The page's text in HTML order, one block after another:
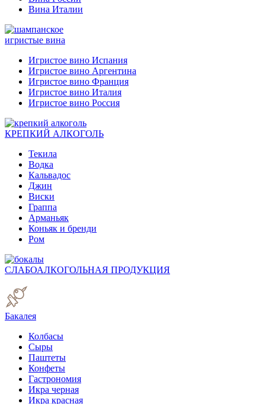
Вина Италии
игристые вина
Игристое вино Испания
Игристое вино Аргентина
Игристое вино Франция
Игристое вино Италия
Игристое вино Россия
КРЕПКИЙ АЛКОГОЛЬ
Текила
Водка
Кальвадос
Джин
Виски
Граппа
Арманьяк
Коньяк и бренди
Ром
СЛАБОАЛКОГОЛЬНАЯ ПРОДУКЦИЯ
Бакалея
Колбасы
Сыры
Паштеты
Конфеты
Гастрономия
Икра черная
Икра красная